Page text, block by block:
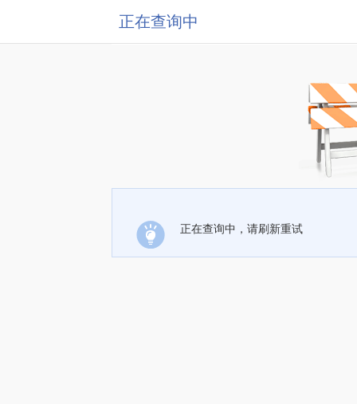
正在查询中
正在查询中，请刷新重试